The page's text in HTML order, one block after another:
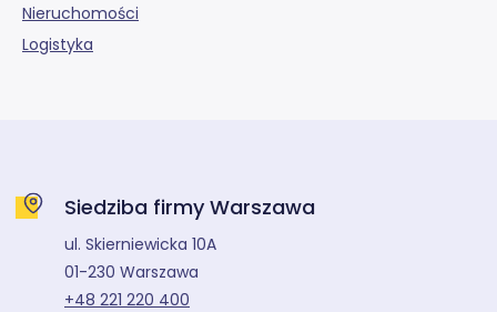
Nieruchomości
Logistyka
Siedziba firmy Warszawa
ul. Skierniewicka 10A
01-230 Warszawa
+48 221 220 400